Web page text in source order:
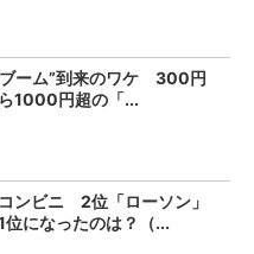
ーム”到来のワケ 300円
1000円超の「...
ンビニ 2位「ローソン」
位になったのは？（...